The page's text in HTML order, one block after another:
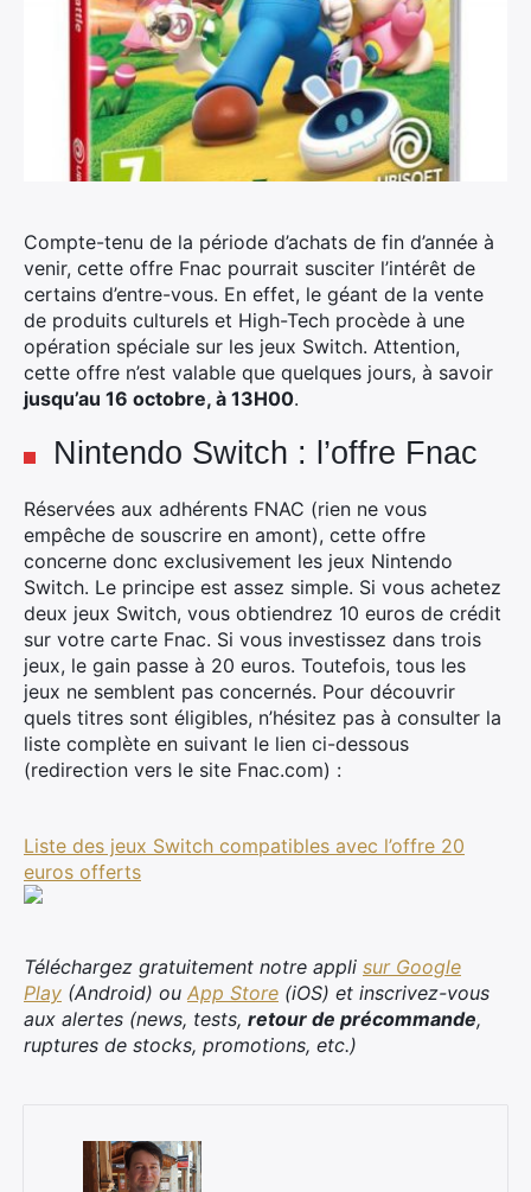
Compte-tenu de la période d’achats de fin d’année à
venir, cette offre Fnac pourrait susciter l’intérêt de
certains d’entre-vous. En effet, le géant de la vente
de produits culturels et High-Tech procède à une
opération spéciale sur les jeux Switch. Attention,
cette offre n’est valable que quelques jours, à savoir
jusqu’au 16 octobre, à 13H00.
Nintendo Switch : l’offre Fnac
Réservées aux adhérents FNAC (rien ne vous
empêche de souscrire en amont), cette offre
concerne donc exclusivement les jeux Nintendo
Switch. Le principe est assez simple. Si vous achetez
deux jeux Switch, vous obtiendrez 10 euros de crédit
sur votre carte Fnac. Si vous investissez dans trois
jeux, le gain passe à 20 euros. Toutefois, tous les
jeux ne semblent pas concernés. Pour découvrir
quels titres sont éligibles, n’hésitez pas à consulter la
liste complète en suivant le lien ci-dessous
(redirection vers le site Fnac.com) :
Liste des jeux Switch compatibles avec l’offre 20
euros offerts
Téléchargez gratuitement notre appli sur Google
Play (Android) ou App Store (iOS) et inscrivez-vous
aux alertes (news, tests, retour de précommande,
ruptures de stocks, promotions, etc.)